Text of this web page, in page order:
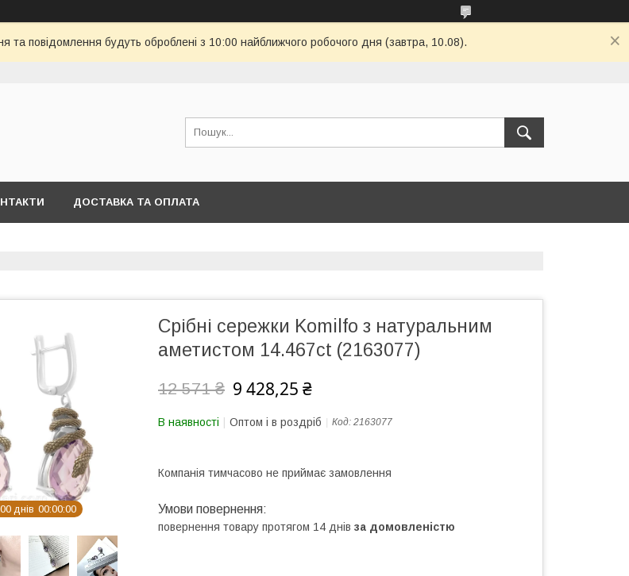
та повідомлення будуть оброблені з 10:00 найближчого робочого дня (завтра, 10.08).
ДОСТАВКА ТА ОПЛАТА
00 днів 00 00 00
Срібні сережки Komilfo з натуральним
аметистом 14.467ct (2163077)
12 571 ₴ 9 428,25 ₴
В наявності Оптом і в роздріб Код: 2163077
Компанія тимчасово не приймає замовлення
повернення товару протягом 14 днів за домовленістю